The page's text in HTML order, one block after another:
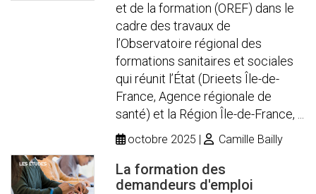
et de la formation (OREF) dans le
cadre des travaux de
l’Observatoire régional des
formations sanitaires et sociales
qui réunit l’État (Drieets Île-de-
France, Agence régionale de
santé) et la Région Île-de-France, ...
octobre 2025 Camille Bailly
La formation des
demandeurs d'emploi